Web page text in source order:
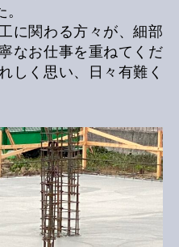
に関わる方々が、細部
なお仕事を重ねてくだ
しく思い、日々有難く